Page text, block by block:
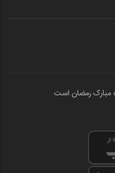
مبارک رمضان است